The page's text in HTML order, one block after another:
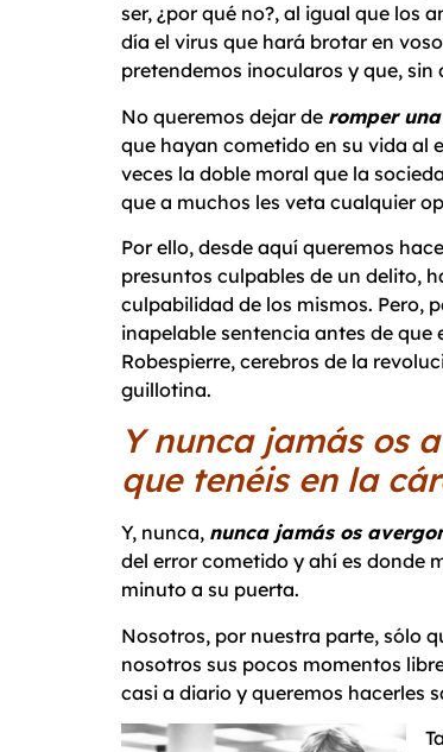
ser, ¿por qué no?, al igual que los
día el virus que hará brotar en
pretendemos inocularos y que, sin
No queremos dejar de romper
que hayan cometido en su vida al
veces la doble moral que la
que a muchos les veta cualquier
Por ello, desde aquí queremos
presuntos culpables de un delito,
culpabilidad de los mismos. Pero,
inapelable sentencia antes de
Robespierre, cerebros de la
guillotina.
Y nunca
que tenéis en la
Y, nunca, nunca jamás os
del error cometido y ahí es donde
minuto a su puerta.
Nosotros, por nuestra parte, sólo
nosotros sus pocos momentos
casi a diario y queremos hacerles